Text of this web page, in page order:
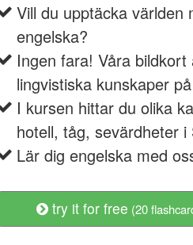
Vill du upptäcka
engelska?
Ingen fara! Våra
lingvistiska kunskaper
I kursen hittar du olika
hotell, tåg, sevärdheter
Lär dig engelska med
try it for free (20